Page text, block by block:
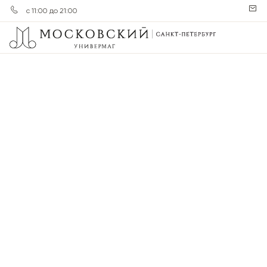
с 11:00 до 21:00